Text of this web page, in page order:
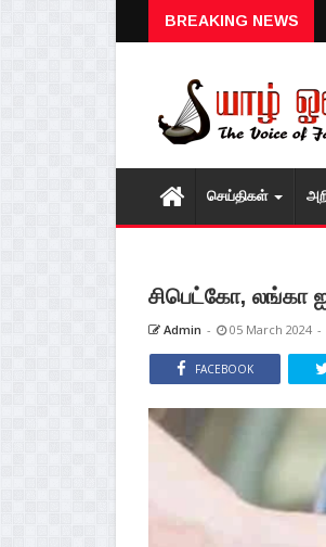
BREAKING NEWS
செய்திகள்
சிபெட்கோ, லங்கா
Admin - 05 March 2024 -
FACEBOOK